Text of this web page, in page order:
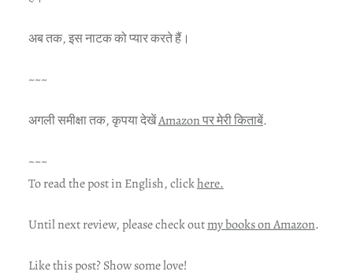
अब तक, इस नाटक को प्यार करते हैं।
~~~
अगली समीक्षा तक, कृपया देखेंAmazon पर मेरी किताबें.
~~~
To read the post in English, clickhere.
Until next review, please check outmy books on Amazon.
Like this post? Show some love!